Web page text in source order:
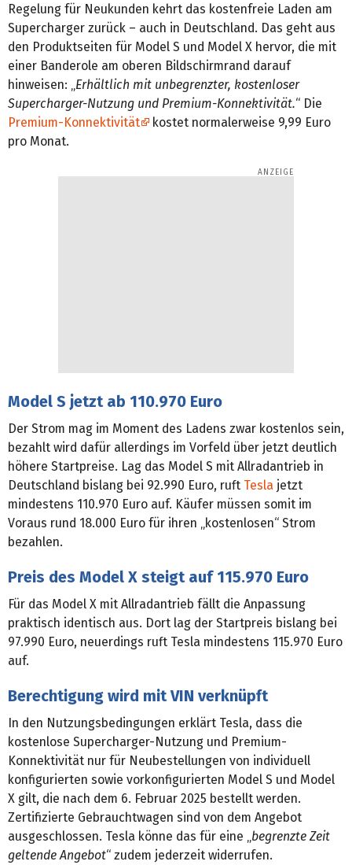
Regelung für Neukunden kehrt das kostenfreie Laden am
Supercharger zurück – auch in Deutschland. Das geht aus
den Produktseiten für Model S und Model X hervor, die mit
einer Banderole am oberen Bildschirmrand darauf
hinweisen: „ Erhältlich mit unbegrenzter, kostenloser
Supercharger-Nutzung und Premium-Konnektivität.“ Die
Premium-Konnektivität
kostet normalerweise 9,99 Euro
pro Monat.
Model S jetzt ab 110.970 Euro
Der Strom mag im Moment des Ladens zwar kostenlos sein,
bezahlt wird dafür allerdings im Vorfeld über jetzt deutlich
höhere Startpreise. Lag das Model S mit Allradantrieb in
Deutschland bislang bei 92.990 Euro, ruft Tesla jetzt
mindestens 110.970 Euro auf. Käufer müssen somit im
Voraus rund 18.000 Euro für ihren „kostenlosen“ Strom
bezahlen.
Preis des Model X steigt auf 115.970 Euro
Für das Model X mit Allradantrieb fällt die Anpassung
praktisch identisch aus. Dort lag der Startpreis bislang bei
97.990 Euro, neuerdings ruft Tesla mindestens 115.970 Euro
auf.
Berechtigung wird mit VIN verknüpft
In den Nutzungsbedingungen erklärt Tesla, dass die
kostenlose Supercharger-Nutzung und Premium-
Konnektivität nur für Neubestellungen von individuell
konfigurierten sowie vorkonfigurierten Model S und Model
X gilt, die nach dem 6. Februar 2025 bestellt werden.
Zertifizierte Gebrauchtwagen sind von dem Angebot
ausgeschlossen. Tesla könne das für eine „ begrenzte Zeit
geltende Angebot“ zudem jederzeit widerrufen.